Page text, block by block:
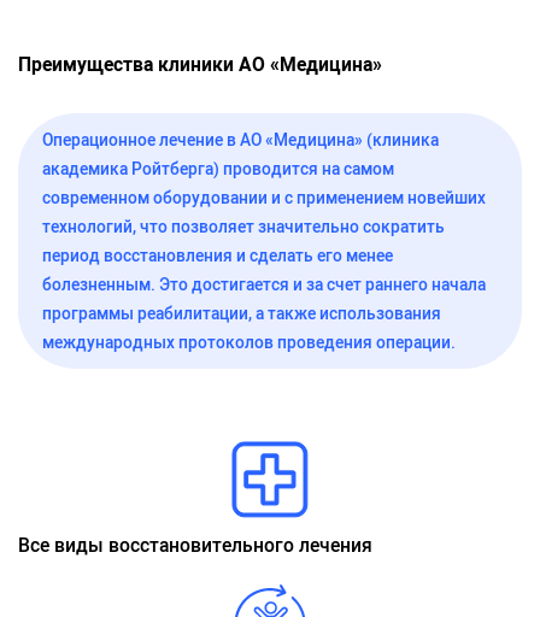
Преимущества клиники АО «Медицина»
Операционное лечение в АО «Медицина» (клиника
академика Ройтберга) проводится на самом
современном оборудовании и с применением новейших
технологий, что позволяет значительно сократить
период восстановления и сделать его менее
болезненным. Это достигается и за счет раннего начала
программы реабилитации, а также использования
международных протоколов проведения операции.
Все виды восстановительного лечения